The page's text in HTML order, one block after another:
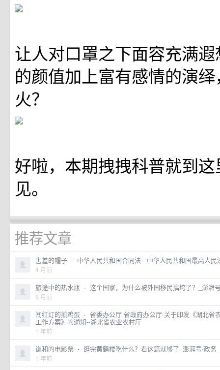
让人对口罩之下面容充满
的颜值加上富有感情的演
火？
好啦，本期拽拽科普就到
见。
推荐文章
害羞的帽子 · 中华人民共和国合同法 - 中华人民共和国最高人民
4 月前
旅途中的热水瓶 · 这个国家，为什么被外国移民搞垮了？_澎湃
9 月前
闯红灯的煎鸡蛋 · 省委办公厅 省政府办公厅 关于印发《湖北省
工作方案》的通知--湖北省农业农村厅
1 年前
谦和的电影票 · 逛完黄鹤楼吃什么？看这篇就够了_澎湃号·政务
1 年前